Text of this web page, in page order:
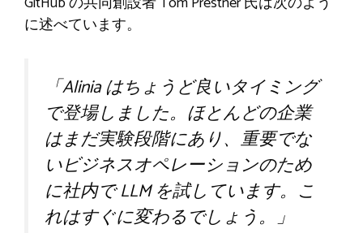
に述べています。
「Alinia はちょうど良いタイミング
で登場しました。ほとんどの企業
はまだ実験段階にあり、重要でな
いビジネスオペレーションのため
に社内で LLM を試しています。こ
れはすぐに変わるでしょう。」